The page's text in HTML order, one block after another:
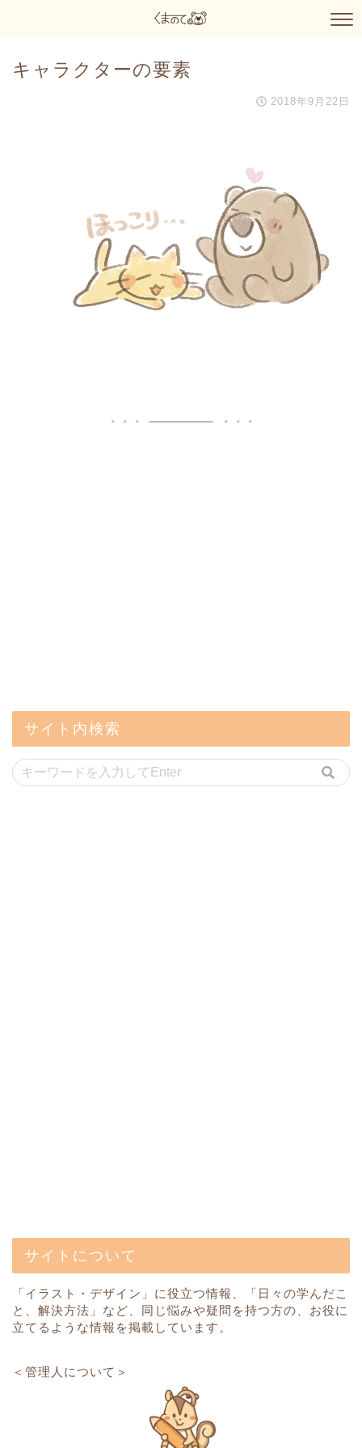
キャラクターの要素
2018年9月22日
サイト内検索
サイトについて
「イラスト・デザイン」に役立つ情報、「日々の学んだこ
と、解決方法」など、同じ悩みや疑問を持つ方の、お役に
立てるような情報を掲載しています。
＜管理人について＞